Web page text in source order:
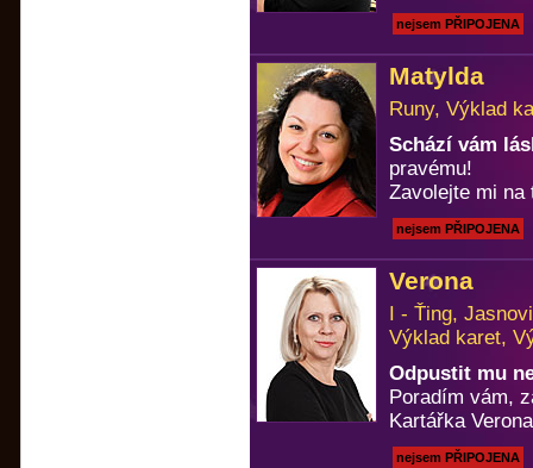
nejsem PŘIPOJENA
Matylda
Runy, Výklad
Schází vám
pravému!
Zavolejte mi
nejsem PŘIPOJENA
Verona
I - Ťing,
Výklad karet,
Odpustit mu
Poradím vám,
Kartářka Verona
nejsem PŘIPOJENA